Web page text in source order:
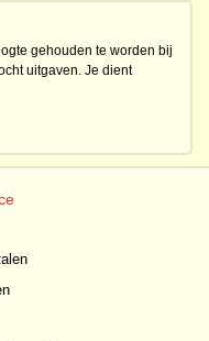
gehouden te worden bij
uitgaven. Je dient